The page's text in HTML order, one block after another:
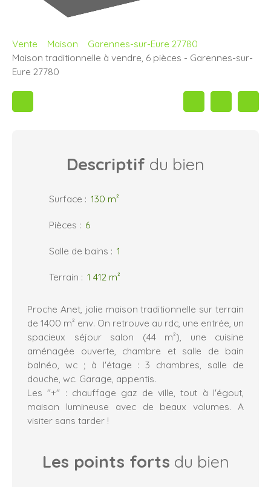
Vente Maison
Garennes-sur-Eure 27780
Maison traditionnelle à vendre, 6 pièces - Garennes-sur-
Eure 27780
Descriptif du bien
Surface : 130 m²
Pièces : 6
Salle de bains : 1
Terrain : 1 412 m²
Proche Anet, jolie maison traditionnelle sur terrain
de 1400 m² env. On retrouve au rdc, une entrée, un
spacieux séjour salon (44 m²), une cuisine
aménagée ouverte, chambre et salle de bain
balnéo, wc ; à l'étage : 3 chambres, salle de
douche, wc. Garage, appentis.
Les "+" : chauffage gaz de ville, tout à l'égout,
maison lumineuse avec de beaux volumes. A
visiter sans tarder !
Les points forts du bien